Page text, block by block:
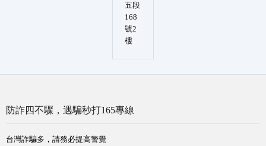
五段
168
號2
樓
防詐四不驟，遇騙秒打165專線
台灣詐騙多，請務必提高警覺